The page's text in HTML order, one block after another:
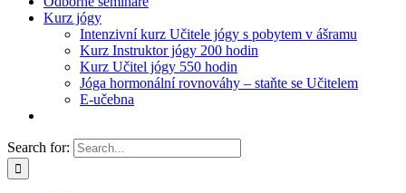
Kurz jógy
Intenzivní kurz Učitele jógy s pobytem v ášramu
Kurz Instruktor jógy 200 hodin
Kurz Učitel jógy 550 hodin
Jóga hormonální rovnováhy – staňte se Učitelem
E-učebna
Search for: